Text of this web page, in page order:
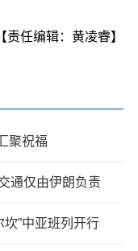
【责任编辑：黄凌睿】
聚祝福
通仅由伊朗负责
”中亚班列开行